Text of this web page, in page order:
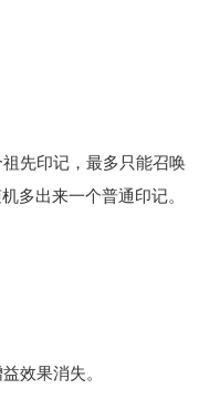
先印记，最多只能召唤
多出来一个普通印记。
效果消失。